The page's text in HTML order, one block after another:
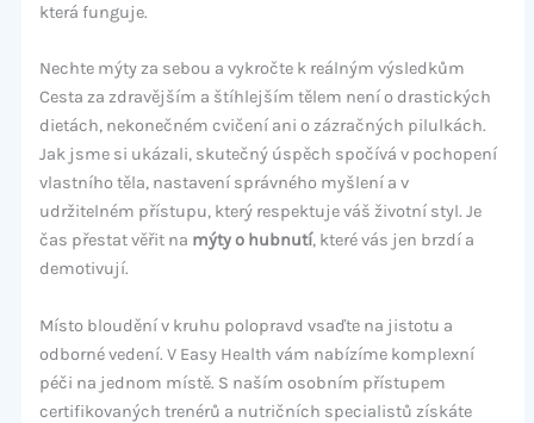
která funguje.
Nechte mýty za sebou a vykročte k reálným výsledkům
Cesta za zdravějším a štíhlejším tělem není o drastických
dietách, nekonečném cvičení ani o zázračných pilulkách.
Jak jsme si ukázali, skutečný úspěch spočívá v pochopení
vlastního těla, nastavení správného myšlení a v
udržitelném přístupu, který respektuje váš životní styl. Je
čas přestat věřit na mýty o hubnutí, které vás jen brzdí a
demotivují.
Místo bloudění v kruhu polopravd vsaďte na jistotu a
odborné vedení. V Easy Health vám nabízíme komplexní
péči na jednom místě. S naším osobním přístupem
certifikovaných trenérů a nutričních specialistů získáte